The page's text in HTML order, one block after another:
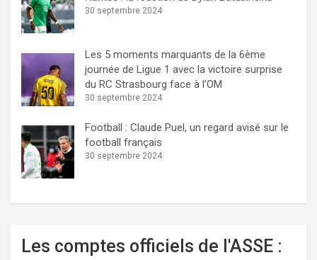
30 septembre 2024
Les 5 moments marquants de la 6ème
journée de Ligue 1 avec la victoire surprise
du RC Strasbourg face à l’OM
30 septembre 2024
Football : Claude Puel, un regard avisé sur le
football français
30 septembre 2024
Les comptes officiels de l'ASSE :